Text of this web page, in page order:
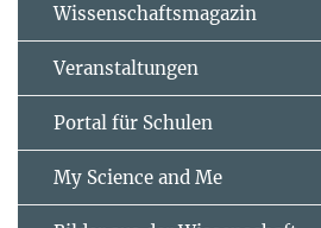
Wissenschaftsmagazin
Veranstaltungen
Portal für Schulen
My Science and Me